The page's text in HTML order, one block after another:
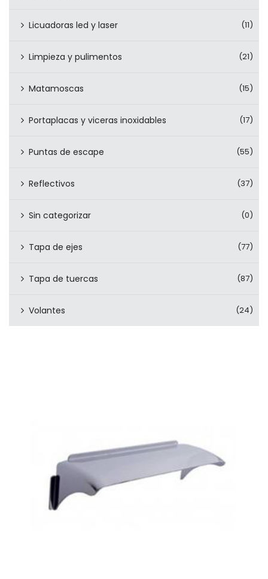
Licuadoras led y laser (11)
Limpieza y pulimentos (21)
Matamoscas (15)
Portaplacas y viceras inoxidables (17)
Puntas de escape (55)
Reflectivos (37)
Sin categorizar (0)
Tapa de ejes (77)
Tapa de tuercas (87)
Volantes (24)